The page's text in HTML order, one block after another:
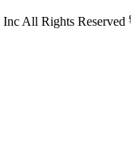
All Rights